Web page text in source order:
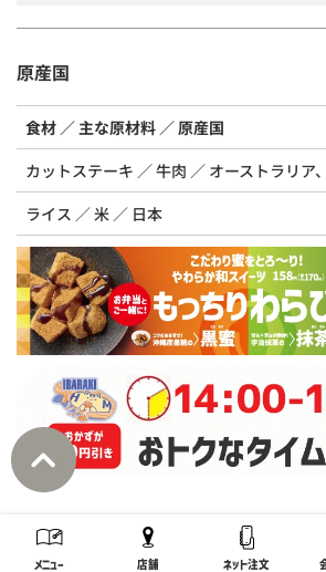
メニュー 店舗 ネット注文
原産国
食材 主な原材料
原産国
カットステーキ
牛肉
オーストラリア
ライス
米 日本